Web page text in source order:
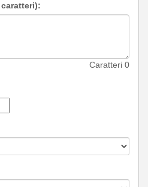
Caratteri 0